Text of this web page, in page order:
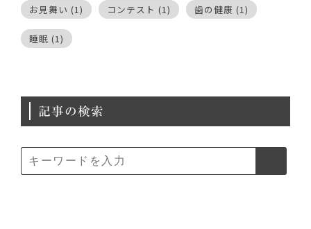
お見舞い (1) コンテスト (1) 歯の健康 (1)
睡眠 (1)
記事の検索